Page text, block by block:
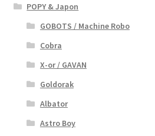
POPY & Japon
GOBOTS / Machine Robo
Cobra
X-or / GAVAN
Goldorak
Albator
Astro Boy